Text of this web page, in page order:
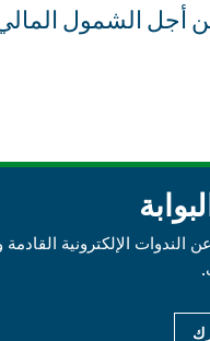
أجل الشمول
الندوات الإلكترونية القادمة